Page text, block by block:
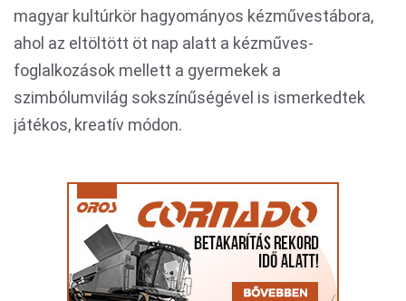
magyar kultúrkör hagyományos kézművestábora,
ahol az eltöltött öt nap alatt a kézműves-
foglalkozások mellett a gyermekek a
szimbólumvilág sokszínűségével is ismerkedtek
játékos, kreatív módon.